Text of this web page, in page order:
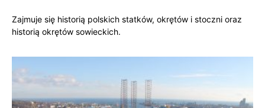
Zajmuje się historią polskich statków, okrętów i stoczni oraz
historią okrętów sowieckich.